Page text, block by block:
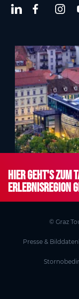
Hier geht's zum
Erlebnisregion
© Graz
Presse &